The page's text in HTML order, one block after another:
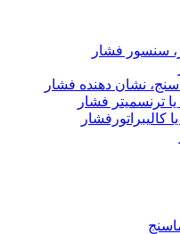
سنسور فشار
نشان دهنده فشار
یا ترنسمیتر فشار
کالیبراتورفشار